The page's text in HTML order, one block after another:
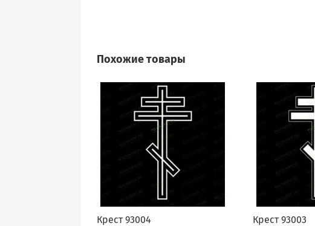
Похожие товары
Крест 93004
Крест 93003